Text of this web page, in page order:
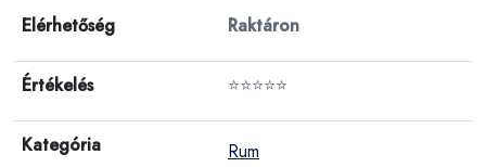
Elérhetőség Raktáron
Értékelés ⭐⭐⭐⭐⭐
Kategória Rum